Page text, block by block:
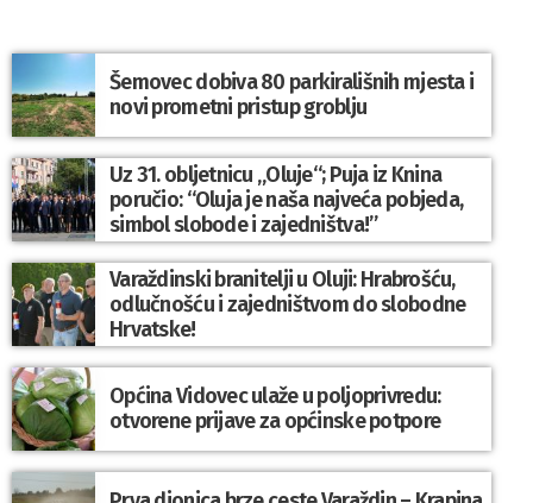
Šemovec dobiva 80 parkirališnih mjesta i
novi prometni pristup groblju
Uz 31. obljetnicu „Oluje“; Puja iz Knina
poručio: “Oluja je naša najveća pobjeda,
simbol slobode i zajedništva!”
Varaždinski branitelji u Oluji: Hrabrošću,
odlučnošću i zajedništvom do slobodne
Hrvatske!
Općina Vidovec ulaže u poljoprivredu:
otvorene prijave za općinske potpore